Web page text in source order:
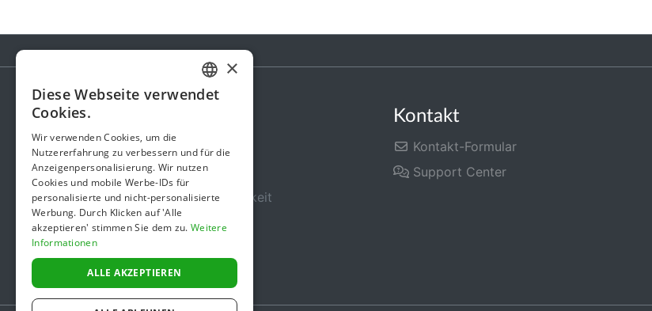
Gebühren
Über uns
Sicherheit und Zuverlässigkeit
Nutzungsbedingungen
Datenschutz
Impressum
Kontakt
Kontakt-Formular
Support Center
GERMAN
×
Diese Webseite verwendet
Cookies.
Wir verwenden Cookies, um die
Nutzererfahrung zu verbessern und für die
Anzeigenpersonalisierung. Wir nutzen
Cookies und mobile Werbe-IDs für
personalisierte und nicht-personalisierte
Werbung. Durch Klicken auf 'Alle
akzeptieren' stimmen Sie dem zu. Weitere
Informationen
ALLE AKZEPTIEREN